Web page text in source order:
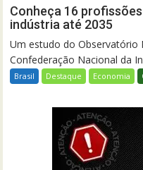
Conheça 16
indústria até 2035
Um estudo do Observatório
Confederação Nacional da
Brasil Destaque Economia